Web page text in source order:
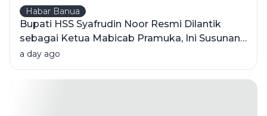
Habar Banua
Bupati HSS Syafrudin Noor Resmi Dilantik
sebagai Ketua Mabicab Pramuka, Ini Susunan
Pengurus 2025-2030
a day ago